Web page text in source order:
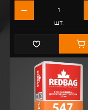
шт.